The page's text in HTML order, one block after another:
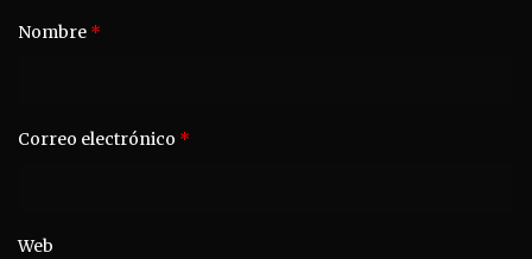
Nombre *
Correo electrónico *
Web